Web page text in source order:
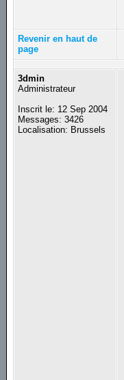
Revenir en haut de
page
3dmin
Administrateur
Inscrit le: 12 Sep 2004
Messages: 3426
Localisation: Brussels